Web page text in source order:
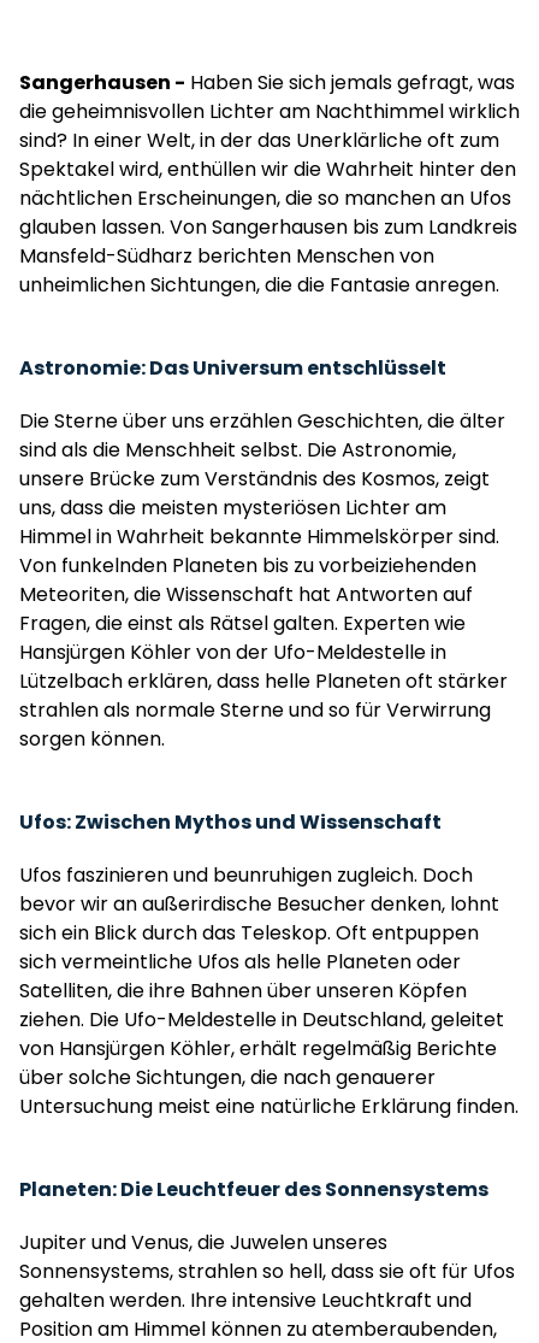
Sangerhausen - Haben Sie sich jemals gefragt, was
die geheimnisvollen Lichter am Nachthimmel wirklich
sind? In einer Welt, in der das Unerklärliche oft zum
Spektakel wird, enthüllen wir die Wahrheit hinter den
nächtlichen Erscheinungen, die so manchen an Ufos
glauben lassen. Von Sangerhausen bis zum Landkreis
Mansfeld-Südharz berichten Menschen von
unheimlichen Sichtungen, die die Fantasie anregen.
Astronomie: Das Universum entschlüsselt
Die Sterne über uns erzählen Geschichten, die älter
sind als die Menschheit selbst. Die Astronomie,
unsere Brücke zum Verständnis des Kosmos, zeigt
uns, dass die meisten mysteriösen Lichter am
Himmel in Wahrheit bekannte Himmelskörper sind.
Von funkelnden Planeten bis zu vorbeiziehenden
Meteoriten, die Wissenschaft hat Antworten auf
Fragen, die einst als Rätsel galten. Experten wie
Hansjürgen Köhler von der Ufo-Meldestelle in
Lützelbach erklären, dass helle Planeten oft stärker
strahlen als normale Sterne und so für Verwirrung
sorgen können.
Ufos: Zwischen Mythos und Wissenschaft
Ufos faszinieren und beunruhigen zugleich. Doch
bevor wir an außerirdische Besucher denken, lohnt
sich ein Blick durch das Teleskop. Oft entpuppen
sich vermeintliche Ufos als helle Planeten oder
Satelliten, die ihre Bahnen über unseren Köpfen
ziehen. Die Ufo-Meldestelle in Deutschland, geleitet
von Hansjürgen Köhler, erhält regelmäßig Berichte
über solche Sichtungen, die nach genauerer
Untersuchung meist eine natürliche Erklärung finden.
Planeten: Die Leuchtfeuer des Sonnensystems
Jupiter und Venus, die Juwelen unseres
Sonnensystems, strahlen so hell, dass sie oft für Ufos
gehalten werden. Ihre intensive Leuchtkraft und
Position am Himmel können zu atemberaubenden,